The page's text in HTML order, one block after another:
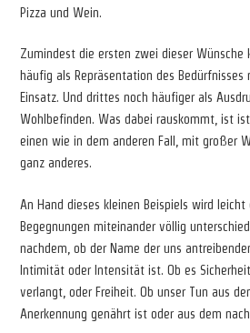
Pizza und Wein.
Zumindest die ersten zwei dieser Wünsche
häufig als Repräsentation des
Einsatz. Und drittes noch häufiger als
Wohlbefinden. Was dabei rauskommt, ist
einen wie in dem anderen Fall, mit großer
ganz anderes.
An Hand dieses kleinen Beispiels wird leicht
Begegnungen miteinander völlig
nachdem, ob der Name der uns
Intimität oder Intensität ist. Ob es
verlangt, oder Freiheit. Ob unser Tun aus
Anerkennung genährt ist oder aus dem